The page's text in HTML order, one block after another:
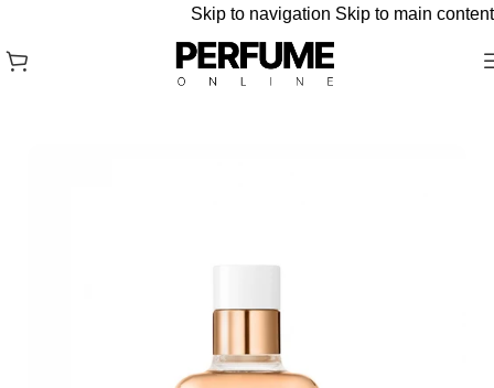
Skip to navigation Skip to main content